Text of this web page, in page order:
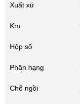
Xuất xứ
Km
Hộp số
Phân hạng
Chỗ ngồi